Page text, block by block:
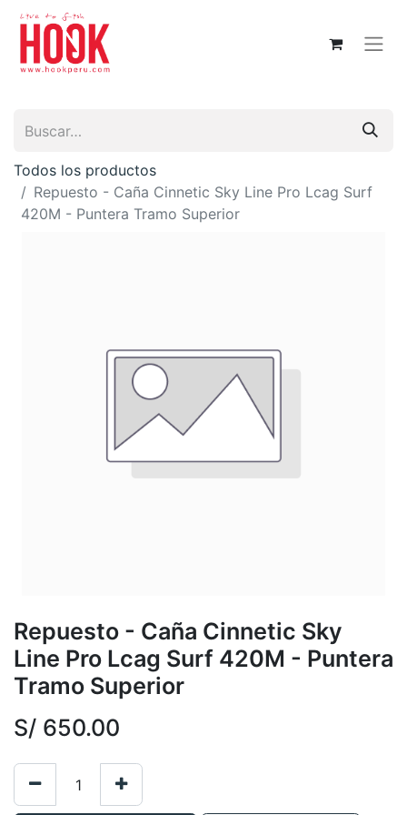
Todos los productos
Repuesto - Caña Cinnetic Sky Line Pro Lcag Surf
420M - Puntera Tramo Superior
Repuesto - Caña Cinnetic Sky
Line Pro Lcag Surf 420M - Puntera
Tramo Superior
S/ 650.00